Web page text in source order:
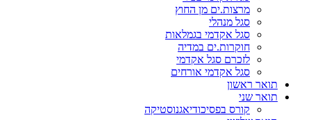
מרצות.ים מן החוץ
סגל מנהלי
סגל אקדמי בגמלאות
חוקרות.ים במדיה
לזכרם סגל אקדמי
סגל אקדמי אורחים
תואר ראשון
תואר שני
קורס בפסיכודיאגנוסטיקה